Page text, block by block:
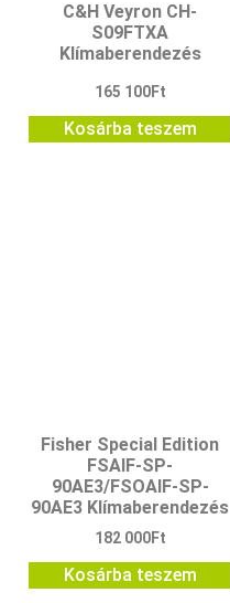
C&H Veyron CH-
S09FTXA
Klímaberendezés
165 100Ft
Kosárba teszem
Fisher Special Edition
FSAIF-SP-
90AE3/FSOAIF-SP-
90AE3 Klímaberendezés
182 000Ft
Kosárba teszem